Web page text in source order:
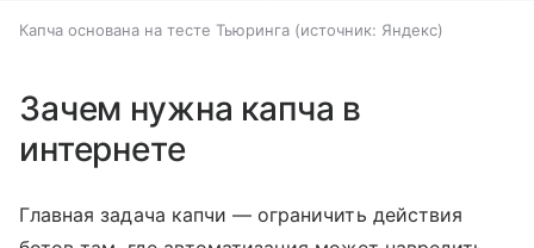
Капча основана на тесте Тьюринга источник: Яндекс
Зачем нужна капча в
интернете
Главная задача капчи — ограничить действия